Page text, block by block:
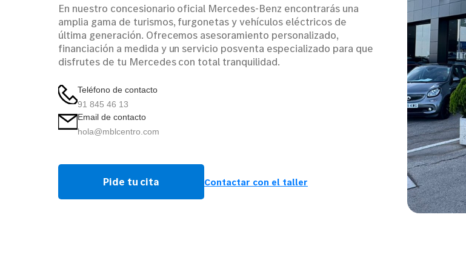
En nuestro concesionario oficial Mercedes-Benz encontrarás una
amplia gama de turismos, furgonetas y vehículos eléctricos de
última generación. Ofrecemos asesoramiento personalizado,
financiación a medida y un servicio posventa especializado para que
disfrutes de tu Mercedes con total tranquilidad.
Teléfono de contacto
91 845 46 13
Email de contacto
hola@mblcentro.com
Pide tu cita Contactar con el taller